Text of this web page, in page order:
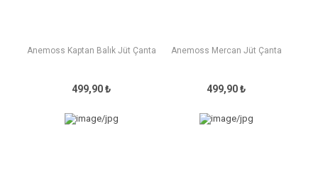
Anemoss Kaptan Balık Jüt Çanta
499,90 ₺
Anemoss Mercan Jüt Çanta
499,90 ₺